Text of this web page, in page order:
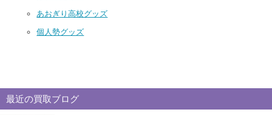
あおぎり高校グッズ
個人勢グッズ
最近の買取ブログ